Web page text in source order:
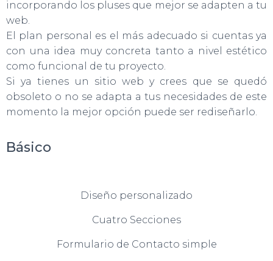
incorporando los pluses que mejor se adapten a tu
web.
El plan personal es el más adecuado si cuentas ya
con una idea muy concreta tanto a nivel estético
como funcional de tu proyecto.
Si ya tienes un sitio web y crees que se quedó
obsoleto o no se adapta a tus necesidades de este
momento la mejor opción puede ser rediseñarlo.
Básico
Diseño personalizado
Cuatro Secciones
Formulario de Contacto simple